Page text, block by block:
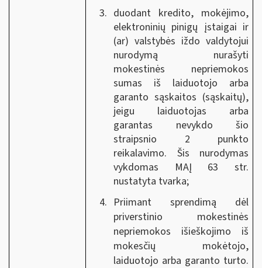
duodant kredito, mokėjimo,
elektroninių pinigų įstaigai ir
(ar) valstybės iždo valdytojui
nurodymą nurašyti
mokestinės nepriemokos
sumas iš laiduotojo arba
garanto sąskaitos (sąskaitų),
jeigu laiduotojas arba
garantas nevykdo šio
straipsnio 2 punkto
reikalavimo. Šis nurodymas
vykdomas MAĮ 63 str.
nustatyta tvarka;
Priimant sprendimą dėl
priverstinio mokestinės
nepriemokos išieškojimo iš
mokesčių mokėtojo,
laiduotojo arba garanto turto.